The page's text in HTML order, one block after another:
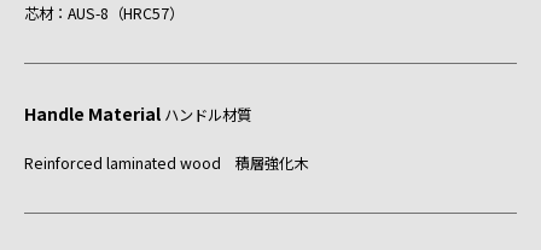
芯材：AUS-8（HRC57）
Handle Material ハンドル材質
Reinforced laminated wood 積層強化木